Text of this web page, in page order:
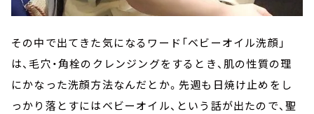
その中で出てきた気になるワード「ベビーオイル洗顔」
は、毛穴・角栓のクレンジングをするとき、肌の性質の理
にかなった洗顔方法なんだとか。先週も日焼け止めをし
っかり落とすにはベビーオイル、という話が出たので、聖